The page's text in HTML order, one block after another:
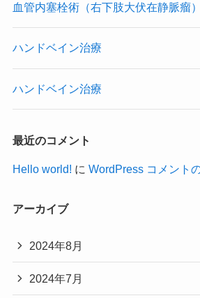
血管内塞栓術（右下肢大伏在静脈瘤）
ハンドベイン治療
ハンドベイン治療
最近のコメント
Hello world! に WordPress コメント
アーカイブ
2024年8月
2024年7月